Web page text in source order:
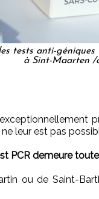
tests anti-
à Sint-Maarten /
leur est pas
PCR demeure
ou de Saint-